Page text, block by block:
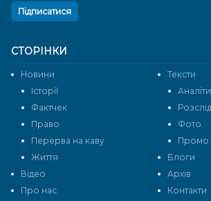
СТОРІНКИ
Новини
Тексти
Історії
Фактчек
Право
Фото
Перерва на каву
Промо
Життя
Блоги
Відео
Архів
Про нас
Контакти
Підписатися